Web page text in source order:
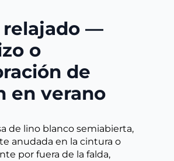
relajado —
o
de
en verano
de lino blanco semiabierta,
anudada en la cintura o
por fuera de la falda,